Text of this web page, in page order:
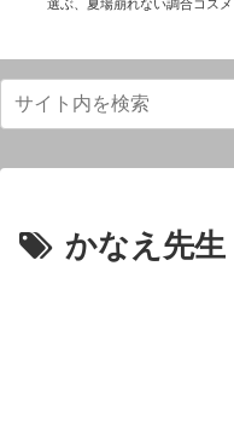
選ぶ、夏場崩れない調合コスメ
かなえ先生